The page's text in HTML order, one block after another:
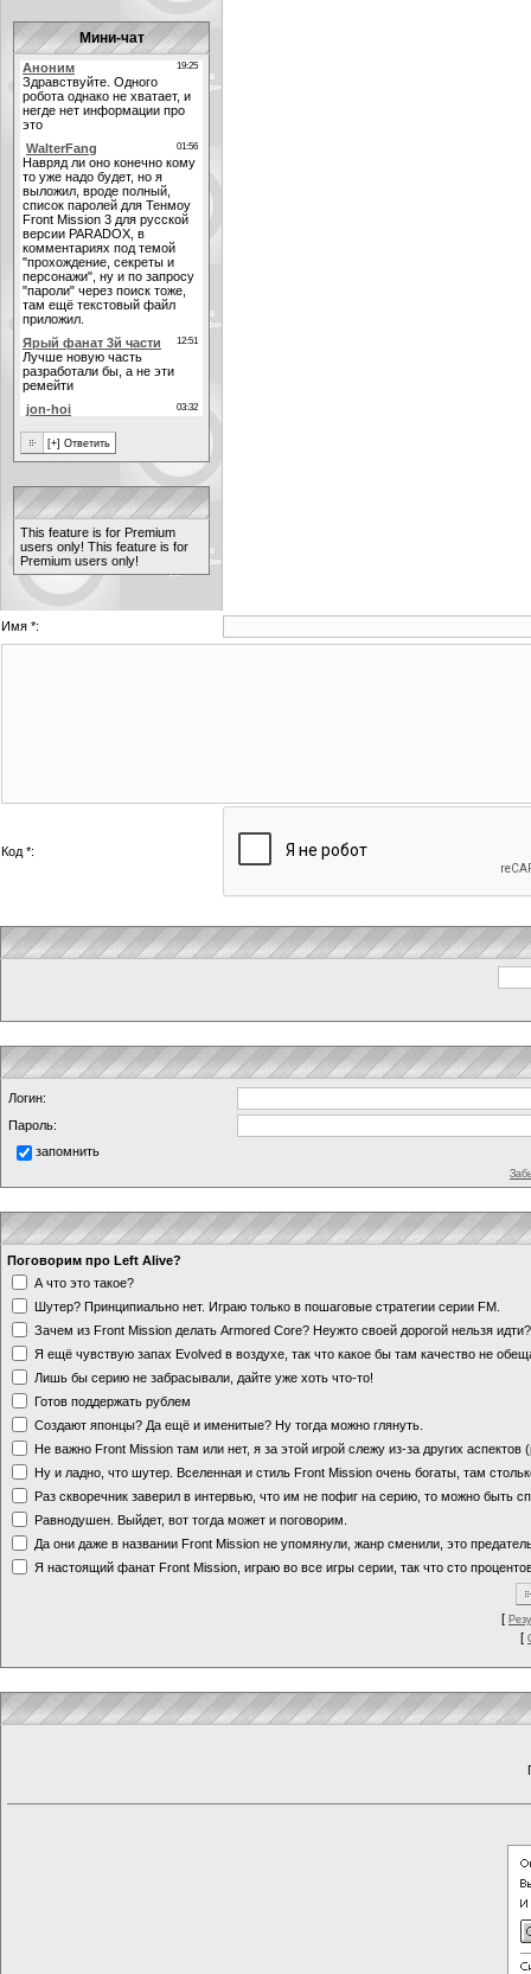
Мини-чат
This feature is for Premium
users only! This feature is for
Premium users only!
Имя *:
Код *:
Логин:
Пароль:
запомнить
Поговорим про Left Alive?
А что это такое?
Шутер? Принципиально нет. Играю только в пошаговые стратегии серии FM.
Зачем из Front Mission делать Armored Core? Неужто своей дорогой нельзя
Я ещё чувствую запах Evolved в воздухе, так что какое бы там качество не
Лишь бы серию не забрасывали, дайте уже хоть что-то!
Готов поддержать рублем
Создают японцы? Да ещё и именитые? Ну тогда можно глянуть.
Не важно Front Mission там или нет, я за этой игрой слежу из-за других аспектов
Ну и ладно, что шутер. Вселенная и стиль Front Mission очень богаты, там
Раз скворечник заверил в интервью, что им не пофиг на серию, то можно быть
Равнодушен. Выйдет, вот тогда может и поговорим.
Да они даже в названии Front Mission не упомянули, жанр сменили, это
Я настоящий фанат Front Mission, играю во все игры серии, так что сто
[
[